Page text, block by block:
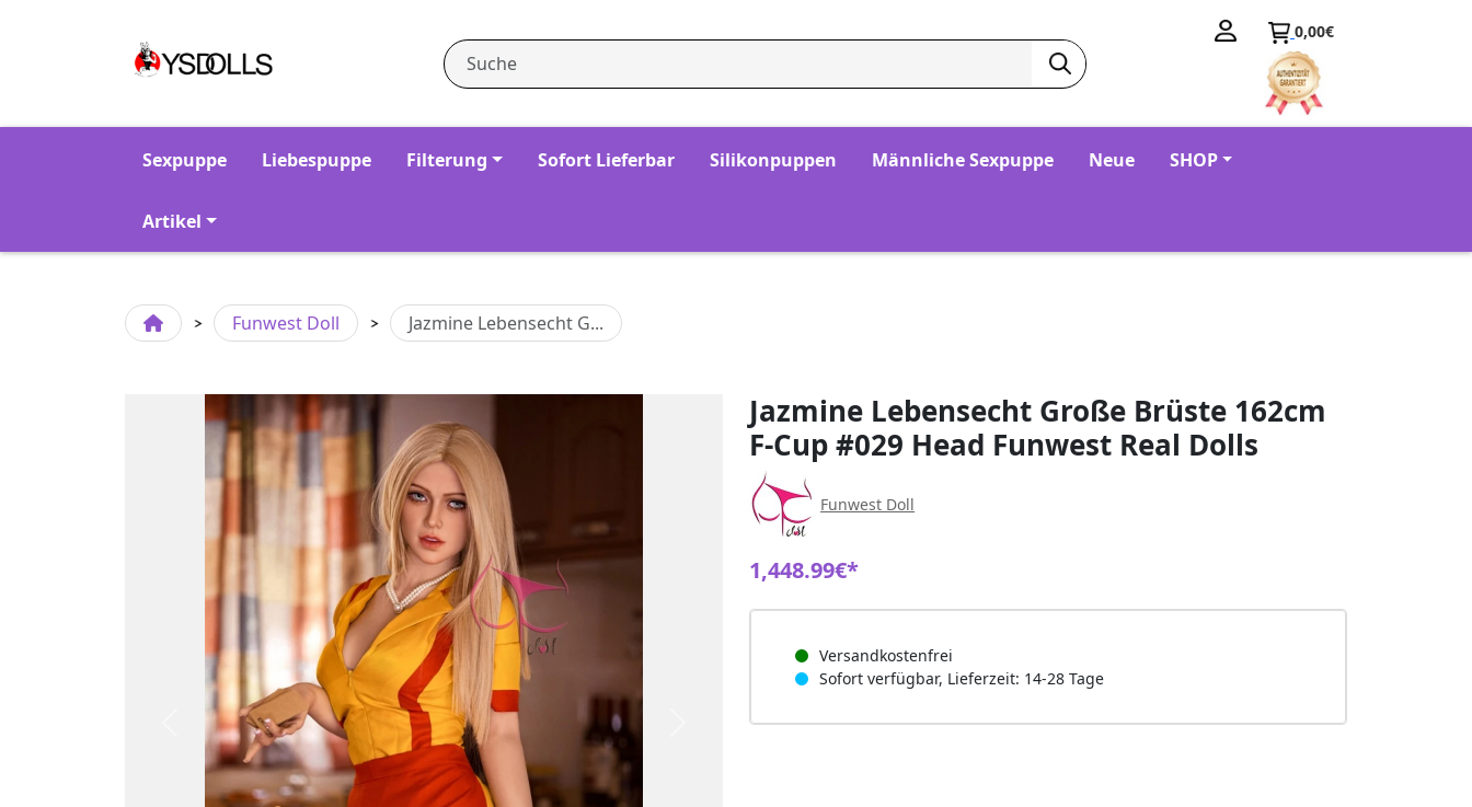
0,00€
Sexpuppe Liebespuppe Filterung Sofort Lieferbar Silikonpuppen Männliche Sexpuppe Neue SHOP
Artikel
Funwest Doll Jazmine Lebensecht G...
Previous
Jazmine Lebensecht Große Brüste 162cm
F-Cup #029 Head Funwest Real Dolls
Funwest Doll
1,448.99€*
Versandkostenfrei
Sofort verfügbar, Lieferzeit: 14-28 Tage